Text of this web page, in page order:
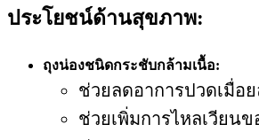
ประโยชน์ด้านสุขภาพ:
ถุงน่องชนิดกระชับกล้ามเนื้อ:
ช่วยลดอาการปวดเมื่อ
ช่วยเพิ่มการไหลเวียนข